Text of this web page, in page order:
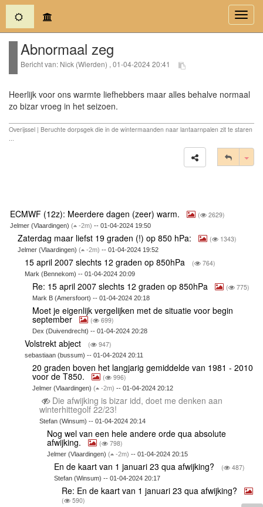
(current)
Abnormaal zeg
Bericht van: Nick (Wierden) , 01-04-2024 20:41
Heerlijk voor ons warmte liefhebbers maar alles behalve normaal
zo bizar vroeg in het seizoen.
Overijssel | Beruchte dorpsgek die in de wintermaanden naar lantaarnpalen zit te staren
ECMWF (12z): Meerdere dagen (zeer) warm. ( 2629)
Jelmer (Vlaardingen) ( -2m) -- 01-04-2024 19:50
Zaterdag maar liefst 19 graden (!) op 850 hPa: ( 1343)
Jelmer (Vlaardingen) ( -2m) -- 01-04-2024 19:52
15 april 2007 slechts 12 graden op 850hPa ( 764)
Mark (Bennekom) -- 01-04-2024 20:09
Re: 15 april 2007 slechts 12 graden op 850hPa ( 775)
Mark B (Amersfoort) -- 01-04-2024 20:18
Moet je eigenlijk vergelijken met de situatie voor begin
september ( 699)
Dex (Duivendrecht) -- 01-04-2024 20:28
Volstrekt abject ( 947)
sebastiaan (bussum) -- 01-04-2024 20:11
20 graden boven het langjarig gemiddelde van 1981 - 2010
voor de T850. ( 996)
Jelmer (Vlaardingen) ( -2m) -- 01-04-2024 20:12
Die afwijking is bizar idd, doet me denken aan
winterhittegolf 22/23!
Stefan (Winsum) -- 01-04-2024 20:14
Nog wel van een hele andere orde qua absolute
afwijking. ( 798)
Jelmer (Vlaardingen) ( -2m) -- 01-04-2024 20:15
En de kaart van 1 januari 23 qua afwijking? ( 487)
Stefan (Winsum) -- 01-04-2024 20:17
Re: En de kaart van 1 januari 23 qua afwijking?
( 590)